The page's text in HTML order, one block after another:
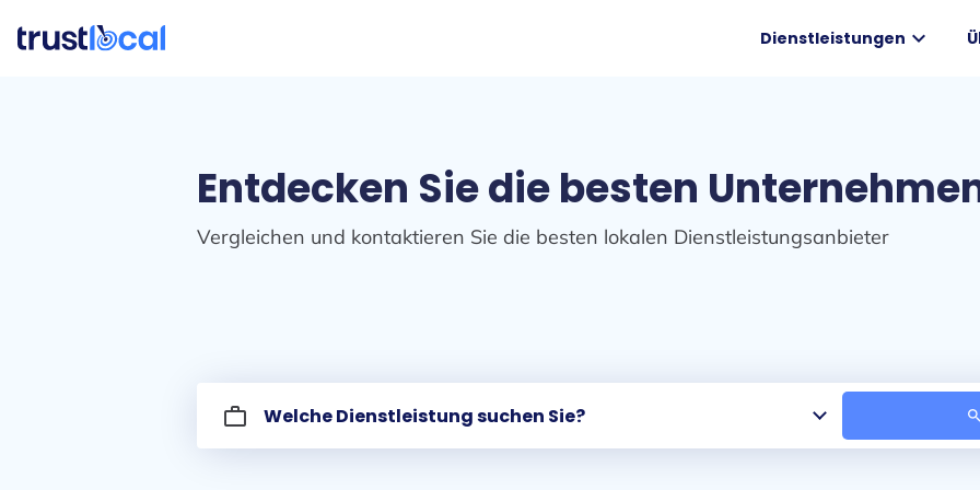
Dienstleistungen expand_more
Entdecken Sie die besten
Vergleichen und kontaktieren Sie die besten lokalen Dienstleistungsanbieter
work_outline search